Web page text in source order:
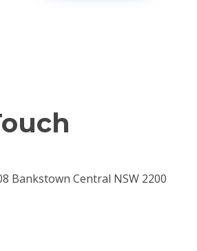
Bankstown Central NSW 2200